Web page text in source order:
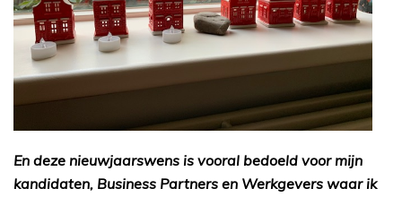
En deze nieuwjaarswens is vooral bedoeld voor mijn
kandidaten, Business Partners en Werkgevers waar ik